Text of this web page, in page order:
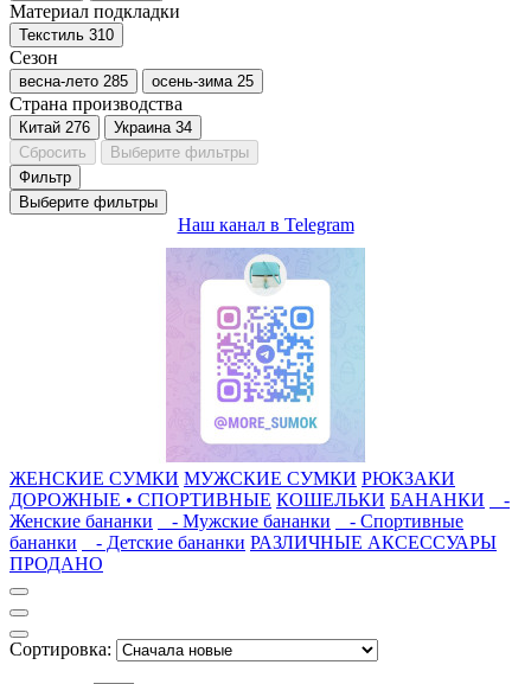
Материал подкладки
Текстиль 310
Сезон
весна-лето 285 осень-зима 25
Страна производства
Китай 276 Украина 34
Сбросить
Выберите фильтры
Фильтр
Выберите фильтры
Наш канал в Telegram
ЖЕНСКИЕ СУМКИ МУЖСКИЕ СУМКИ РЮКЗАКИ
ДОРОЖНЫЕ • СПОРТИВНЫЕ КОШЕЛЬКИ БАНАНКИ
-
Женские бананки
- Мужские бананки
- Спортивные
бананки
- Детские бананки РАЗЛИЧНЫЕ АКСЕССУАРЫ
ПРОДАНО
Сортировка: